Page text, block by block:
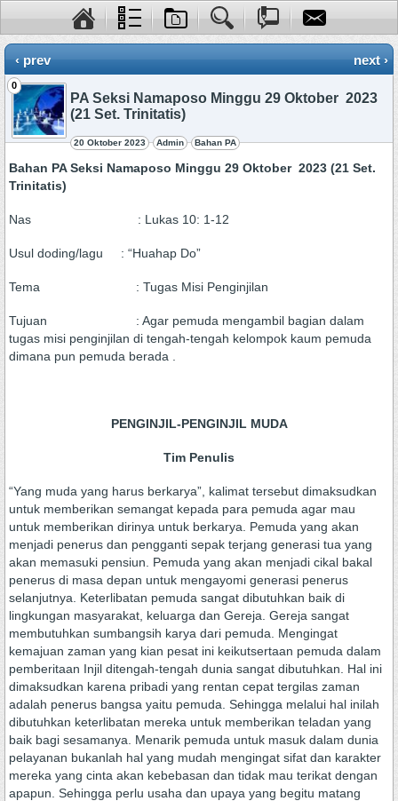
‹ prev next ›
0
PA Seksi Namaposo Minggu 29 Oktober 2023
(21 Set. Trinitatis)
20 Oktober 2023 Admin Bahan PA
Bahan PA Seksi Namaposo Minggu 29 Oktober 2023 (21 Set.
Trinitatis)
Nas : Lukas 10: 1-12
Usul doding/lagu : “Huahap Do”
Tema : Tugas Misi Penginjilan
Tujuan : Agar pemuda mengambil bagian dalam
tugas misi penginjilan di tengah-tengah kelompok kaum pemuda
dimana pun pemuda berada .
PENGINJIL-PENGINJIL MUDA
Tim Penulis
“Yang muda yang harus berkarya”, kalimat tersebut dimaksudkan
untuk memberikan semangat kepada para pemuda agar mau
untuk memberikan dirinya untuk berkarya. Pemuda yang akan
menjadi penerus dan pengganti sepak terjang generasi tua yang
akan memasuki pensiun. Pemuda yang akan menjadi cikal bakal
penerus di masa depan untuk mengayomi generasi penerus
selanjutnya. Keterlibatan pemuda sangat dibutuhkan baik di
lingkungan masyarakat, keluarga dan Gereja. Gereja sangat
membutuhkan sumbangsih karya dari pemuda. Mengingat
kemajuan zaman yang kian pesat ini keikutsertaan pemuda dalam
pemberitaan Injil ditengah-tengah dunia sangat dibutuhkan. Hal ini
dimaksudkan karena pribadi yang rentan cepat tergilas zaman
adalah penerus bangsa yaitu pemuda. Sehingga melalui hal inilah
dibutuhkan keterlibatan mereka untuk memberikan teladan yang
baik bagi sesamanya. Menarik pemuda untuk masuk dalam dunia
pelayanan bukanlah hal yang mudah mengingat sifat dan karakter
mereka yang cinta akan kebebasan dan tidak mau terikat dengan
apapun. Sehingga perlu usaha dan upaya yang begitu matang